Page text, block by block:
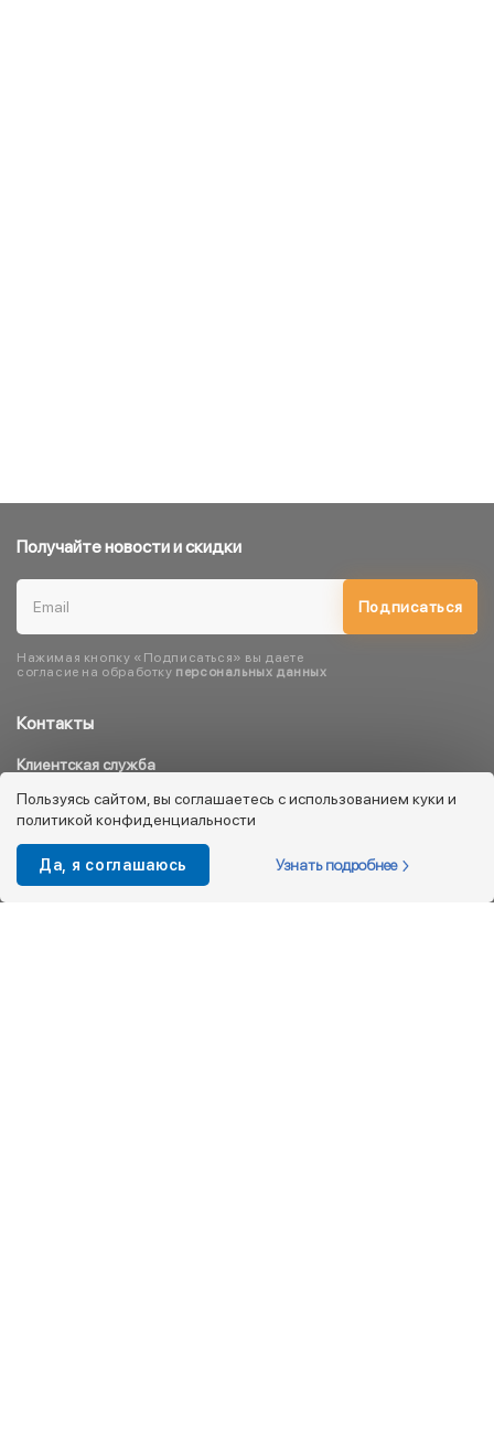
Контакты
Клиентская служба
8 800 333 08 45
info@kotofey.ru
Магазины в Москва (50)
Получайте новости и скидки
Подписаться
Нажимая кнопку «Подписаться» вы даете
согласие на обработку персональных данных
Пользуясь сайтом, вы соглашаетесь с использованием куки и
политикой конфиденциальности
Да, я соглашаюсь Узнать подробнее